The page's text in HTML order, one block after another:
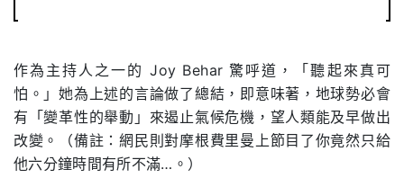
作為主持人之一的 Joy Behar 驚呼道，「聽起來真可
怕。」她為上述的言論做了總結，即意味著，地球勢必會
有「變革性的舉動」來遏止氣候危機，望人類能及早做出
改變。（備註：網民則對摩根費里曼上節目了你竟然只給
他六分鐘時間有所不滿…。）